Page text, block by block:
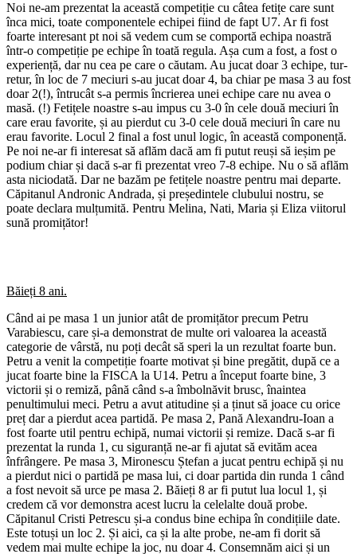
Noi ne-am prezentat la această competiție cu câtea fetițe care sunt
înca mici, toate componentele echipei fiind de fapt U7. Ar fi fost
foarte interesant pt noi să vedem cum se comportă echipa noastră
într-o competiție pe echipe în toată regula. Așa cum a fost, a fost o
experiență, dar nu cea pe care o căutam. Au jucat doar 3 echipe, tur-
retur, în loc de 7 meciuri s-au jucat doar 4, ba chiar pe masa 3 au fost
doar 2(!), întrucât s-a permis încrierea unei echipe care nu avea o
masă. (!) Fetițele noastre s-au impus cu 3-0 în cele două meciuri în
care erau favorite, și au pierdut cu 3-0 cele două meciuri în care nu
erau favorite. Locul 2 final a fost unul logic, în această componență.
Pe noi ne-ar fi interesat să aflăm dacă am fi putut reuși să ieșim pe
podium chiar și dacă s-ar fi prezentat vreo 7-8 echipe. Nu o să aflăm
asta niciodată. Dar ne bazăm pe fetițele noastre pentru mai departe.
Căpitanul Andronic Andrada, și președintele clubului nostru, se
poate declara mulțumită. Pentru Melina, Nati, Maria și Eliza viitorul
sună promițător!
Băieți 8 ani.
Când ai pe masa 1 un junior atât de promițător precum Petru
Varabiescu, care și-a demonstrat de multe ori valoarea la această
categorie de vârstă, nu poți decât să speri la un rezultat foarte bun.
Petru a venit la competiție foarte motivat și bine pregătit, după ce a
jucat foarte bine la FISCA la U14. Petru a început foarte bine, 3
victorii și o remiză, până când s-a îmbolnăvit brusc, înaintea
penultimului meci. Petru a avut atitudine și a ținut să joace cu orice
preț dar a pierdut acea partidă. Pe masa 2, Pană Alexandru-Ioan a
fost foarte util pentru echipă, numai victorii și remize. Dacă s-ar fi
prezentat la runda 1, cu siguranță ne-ar fi ajutat să evităm acea
înfrângere. Pe masa 3, Mironescu Ștefan a jucat pentru echipă și nu
a pierdut nici o partidă pe masa lui, ci doar partida din runda 1 când
a fost nevoit să urce pe masa 2. Băieți 8 ar fi putut lua locul 1, și
credem că vor demonstra acest lucru la celelalte două probe.
Căpitanul Cristi Petrescu și-a condus bine echipa în condițiile date.
Este totuși un loc 2. Și aici, ca și la alte probe, ne-am fi dorit să
vedem mai multe echipe la joc, nu doar 4. Consemnăm aici și un